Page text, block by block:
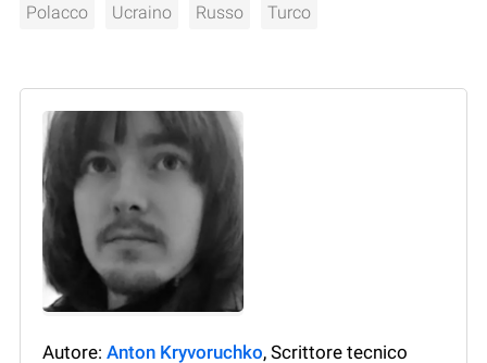
Polacco Ucraino Russo Turco
Autore: Anton Kryvoruchko, Scrittore tecnico